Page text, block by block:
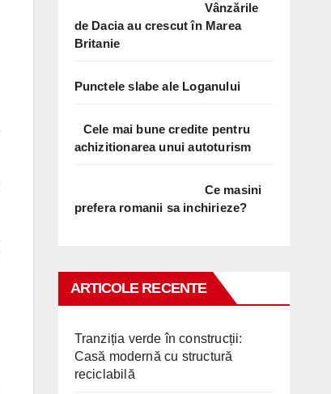
Vânzările
de Dacia au crescut în Marea
Britanie
Punctele slabe ale Loganului
Cele mai bune credite pentru
achizitionarea unui autoturism
Ce masini
prefera romanii sa inchirieze?
ARTICOLE RECENTE
Tranziția verde în construcții:
Casă modernă cu structură
reciclabilă